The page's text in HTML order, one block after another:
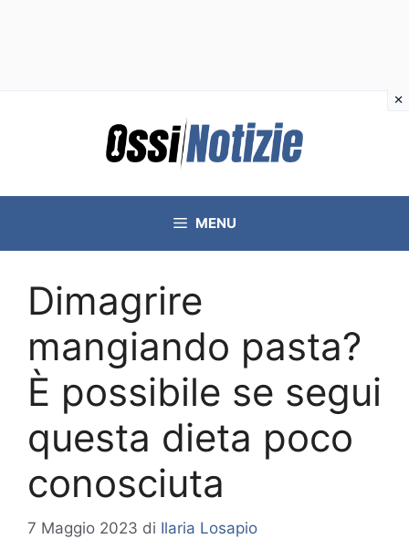
MENU
Dimagrire
mangiando pasta?
È possibile se segui
questa dieta poco
conosciuta
7 Maggio 2023 di Ilaria Losapio